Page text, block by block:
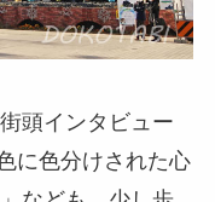
頭インタビュー
に色分けされた心